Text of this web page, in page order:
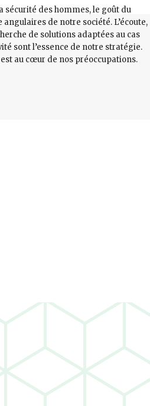
sécurité des hommes, le goût du
de notre société. L’écoute,
de solutions adaptées au cas
sont l’essence de notre stratégie.
au cœur de nos préoccupations.